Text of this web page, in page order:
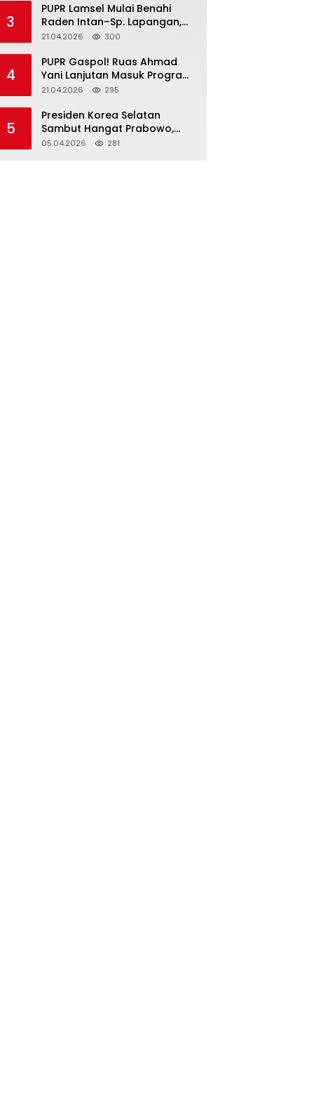
3
‎PUPR Lamsel Mulai Benahi
Raden Intan–Sp. Lapangan,
Jalan Vital Jadi Prioritas
21.04.2026 300
4
‎PUPR Gaspol! Ruas Ahmad
Yani Lanjutan Masuk Program
Rutin 2026
21.04.2026 295
5
Presiden Korea Selatan
Sambut Hangat Prabowo,
Tegaskan Kemitraan
05.04.2026 281